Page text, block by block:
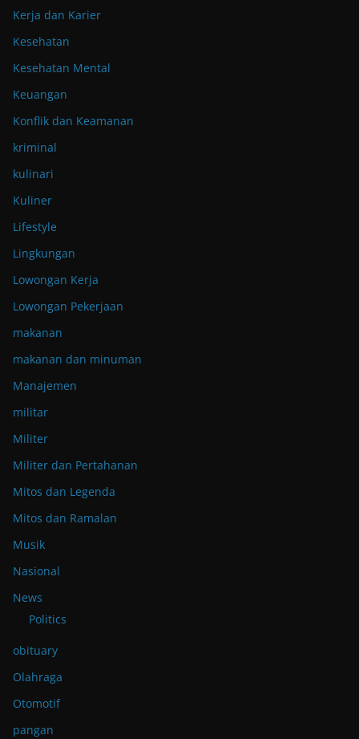
Kerja dan Karier
Kesehatan
Kesehatan Mental
Keuangan
Konflik dan Keamanan
kriminal
kulinari
Kuliner
Lifestyle
Lingkungan
Lowongan Kerja
Lowongan Pekerjaan
makanan
makanan dan minuman
Manajemen
militar
Militer
Militer dan Pertahanan
Mitos dan Legenda
Mitos dan Ramalan
Musik
Nasional
News
Politics
obituary
Olahraga
Otomotif
pangan